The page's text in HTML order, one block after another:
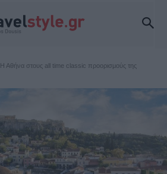
Η Αθήνα στους all time classic προορισμούς της